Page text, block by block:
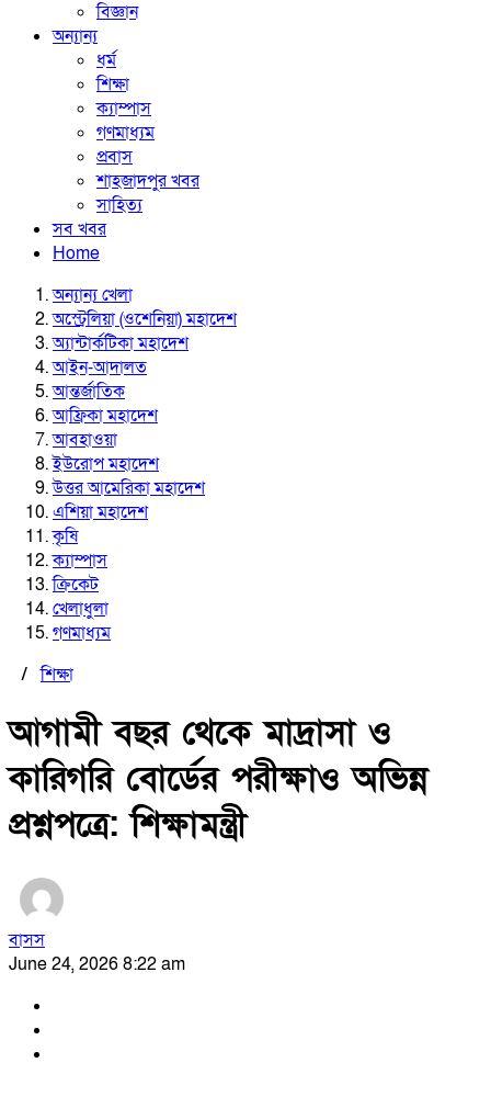
বিজ্ঞান
অন্যান্য
ধর্ম
শিক্ষা
ক্যাম্পাস
গণমাধ্যম
প্রবাস
শাহজাদপুর খবর
সাহিত্য
সব খবর
Home
অন্যান্য খেলা
অস্ট্রেলিয়া (ওশেনিয়া) মহাদেশ
অ্যান্টার্কটিকা মহাদেশ
আইন-আদালত
আন্তর্জাতিক
আফ্রিকা মহাদেশ
আবহাওয়া
ইউরোপ মহাদেশ
উত্তর আমেরিকা মহাদেশ
এশিয়া মহাদেশ
কৃষি
ক্যাম্পাস
ক্রিকেট
খেলাধুলা
গণমাধ্যম
/শিক্ষা
আগামী বছর থেকে মাদ্রাসা ও
কারিগরি বোর্ডের পরীক্ষাও অভিন্ন
প্রশ্নপত্রে: শিক্ষামন্ত্রী
বাসস
June 24, 2026 8:22 am